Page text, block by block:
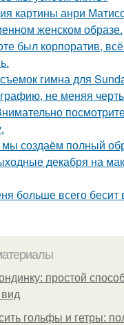
картины анри
женском образе.
был корпоратив,
гимна для
не меняя
создаём полный
декабря на
больше всего бесит
простой
гольфы и гетры: